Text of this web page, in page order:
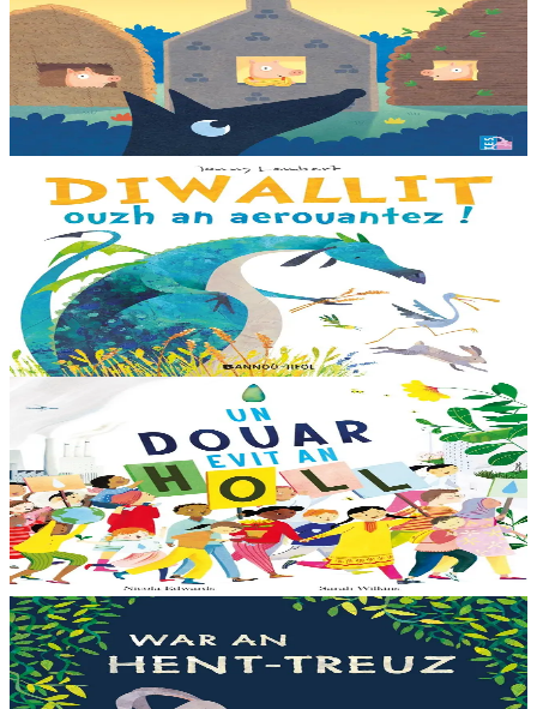
Les trois petits cochons
Il était une fois trois joyeux petits cochons qui vivaient avec leurs
parents. Il était temps pour chacun d’avoir sa propre maison ! Cette
collection propose...
12,00 €
Bannoù-heol
Look out, it's a Dragon!
Eflammez la dragonne est en quête d'une nouvelle maison. Mais
quand elle trouve la forêt parfaite, elle n'est pas la bienvenue...
"Ouste ! On ne veut pas de...
En stock13,00 €
Bannoù-heol
Like the Ocean We Rise
Notre planète est immense et magnifique, mais elle a besoin de notre
aide – elle a besoin de moi, elle a besoin de vous. Cet album illustré,
qui arrive à point...
En stock
13,00 €
3 ans et plus
Bannoù-heol
Let's all creep through crocodile creek